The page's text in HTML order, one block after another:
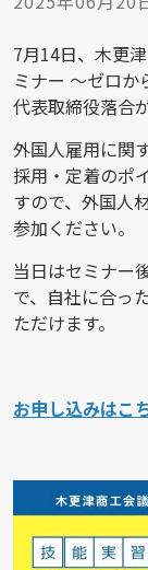
Incorporated
7月14日、木更
ミナー ～ゼロ
代表取締役落合
外国人雇用に関
採用・定着のポ
すので、外国人
参加ください。
当日はセミナー
で、自社に合っ
ただけます。
お申し込みはこ